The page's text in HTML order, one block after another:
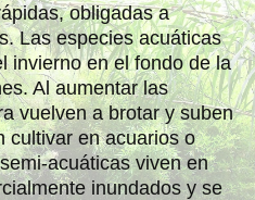
obligadas a
Las especies acuáticas
invierno en el fondo de la
Al aumentar las
vuelven a brotar y suben
cultivar en acuarios o
acuáticas viven en
inundados y se